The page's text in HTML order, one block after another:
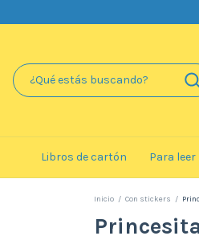
Libros de cartón Para leer
Inicio / Con stickers /